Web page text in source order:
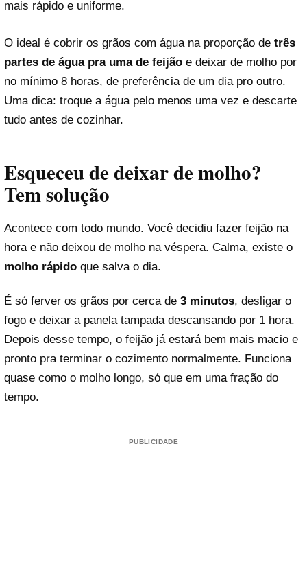
mais rápido e uniforme.
O ideal é cobrir os grãos com água na proporção de três
partes de água pra uma de feijão e deixar de molho por
no mínimo 8 horas, de preferência de um dia pro outro.
Uma dica: troque a água pelo menos uma vez e descarte
tudo antes de cozinhar.
Esqueceu de deixar de molho?
Tem solução
Acontece com todo mundo. Você decidiu fazer feijão na
hora e não deixou de molho na véspera. Calma, existe o
molho rápido que salva o dia.
É só ferver os grãos por cerca de 3 minutos, desligar o
fogo e deixar a panela tampada descansando por 1 hora.
Depois desse tempo, o feijão já estará bem mais macio e
pronto pra terminar o cozimento normalmente. Funciona
quase como o molho longo, só que em uma fração do
tempo.
PUBLICIDADE